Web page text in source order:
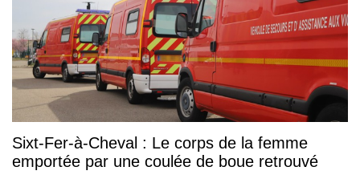
Sixt-Fer-à-Cheval : Le corps de la femme
emportée par une coulée de boue retrouvé